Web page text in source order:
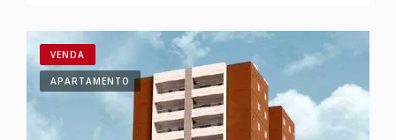
VENDA
APARTAMENTO